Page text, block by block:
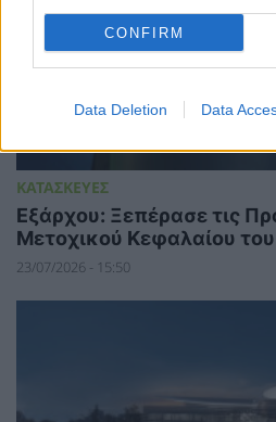
CONFIRM
Data Deletion Data
ΚΑΤΑΣΚΕΥΕΣ
Εξάρχου: Ξεπέρασε τις
Μετοχικού Κεφαλαίου του
23/07/2026 - 15:50